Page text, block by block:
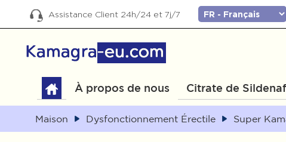
Assistance Client 24h/24 et 7j/7
À propos de nous Citrate de
Maison Dysfonctionnement Érectile Super